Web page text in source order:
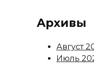
Архивы
Август
Июль